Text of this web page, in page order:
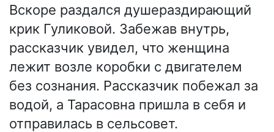
Вскоре раздался душераздирающий
крик Гуликовой. Забежав внутрь,
рассказчик увидел, что женщина
лежит возле коробки с двигателем
без сознания. Рассказчик побежал за
водой, а Тарасовна пришла в себя и
отправилась в сельсовет.